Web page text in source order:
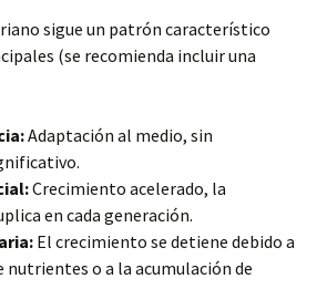
sigue un patrón característico
(se recomienda incluir una
Adaptación al medio, sin
Crecimiento acelerado, la
en cada generación.
El crecimiento se detiene debido a
o a la acumulación de